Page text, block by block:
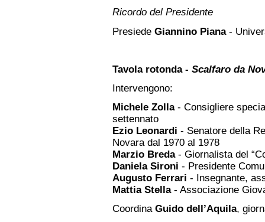
Ricordo del Presidente
Presiede Giannino Piana-
Tavola rotonda - Scalfaro da
Intervengono:
Michele Zolla- Consigliere
settennato
Ezio Leonardi - Senatore della
Novara dal 1970 al 1978
Marzio Breda- Giornalista del
Daniela Sironi - Presidente
Augusto Ferrari - Insegnante,
Mattia Stella- Associazione
Coordina Guido dell’Aquila,